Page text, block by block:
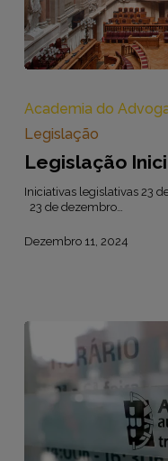
Legislativas
Academia do
Legislação
Legislação
Iniciativas legislativas 23
23 de dezembro…
Dezembro 11, 2024